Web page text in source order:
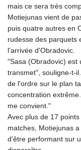
mais ce sera très
Motiejunas vient de
puis quatre autres en
rudesse des parquets
l'arrivée d'Obradovic.
"Sasa (Obradovic) est
transmet", souligne-t-
de l'ordre sur le plan
concentration
me convient."
Avec plus de 17
matches, Motiejunas
d'être performant sur